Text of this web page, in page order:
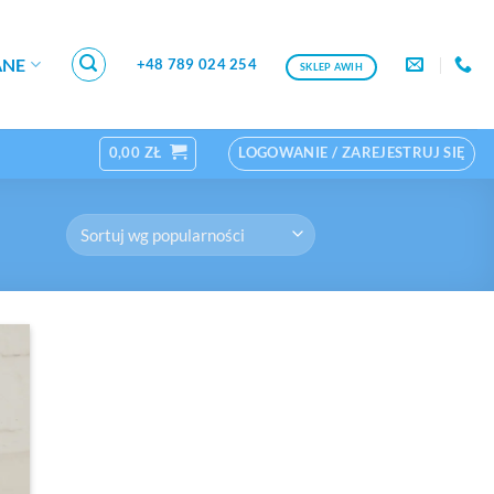
+48 789 024 254 SKLEP AWIH
0,00 ZŁ LOGOWANIE / ZAREJESTRUJ SIĘ